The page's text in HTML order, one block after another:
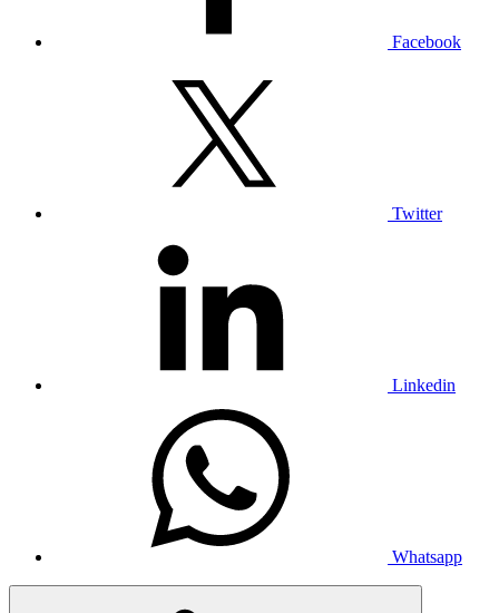
Facebook
Twitter
Linkedin
Whatsapp